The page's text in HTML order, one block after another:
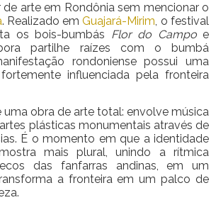
arte em Rondônia sem mencionar o
. Realizado emGuajará-Mirim, o festival
os bois-bumbás Flor do Campoe
partilhe raízes com o bumbá
rondoniense possui uma
influenciada pela fronteira
uma obra de arte total: envolve música
plásticas monumentais através de
É o momento em que a identidade
mais plural, unindo a rítmica
das fanfarras andinas, em um
a fronteira em um palco de